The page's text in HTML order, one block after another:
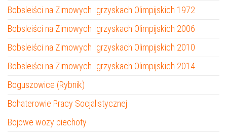
Bobsleiści na Zimowych Igrzyskach Olimpijskich 1972
Bobsleiści na Zimowych Igrzyskach Olimpijskich 2006
Bobsleiści na Zimowych Igrzyskach Olimpijskich 2010
Bobsleiści na Zimowych Igrzyskach Olimpijskich 2014
Boguszowice (Rybnik)
Bohaterowie Pracy Socjalistycznej
Bojowe wozy piechoty